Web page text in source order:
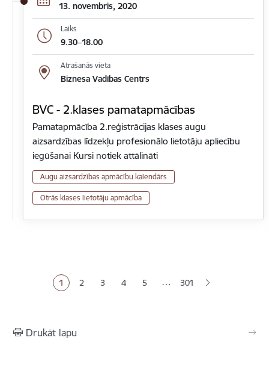
13. novembris, 2020
Laiks
9.30–18.00
Atrašanās vieta
Biznesa Vadības Centrs
BVC - 2.klases pamatapmācības
Pamatapmācība 2.reģistrācijas klases augu
aizsardzības līdzekļu profesionālo lietotāju apliecību
iegūšanai Kursi notiek attālināti
Augu aizsardzības apmācību kalendārs
Otrās klases lietotāju apmācība
Pašreizējā lapa
1 Lapa
2 Lapa
3 Lapa
4 Lapa
5 … 301
Drukāt lapu